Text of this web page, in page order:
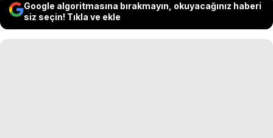
Google algoritmasına bırakmayın, okuyacağınız haberi
siz seçin! Tıkla ve ekle